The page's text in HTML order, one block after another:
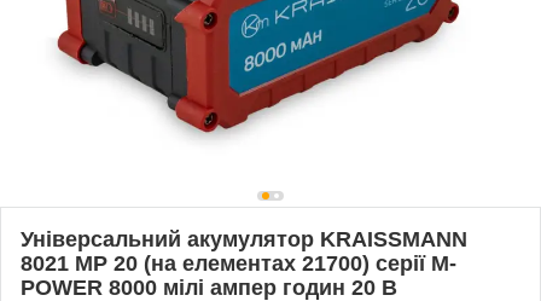
Універсальний акумулятор KRAISSMANN
8021 MP 20 (на елементах 21700) серії M-
POWER 8000 мілі ампер годин 20 В